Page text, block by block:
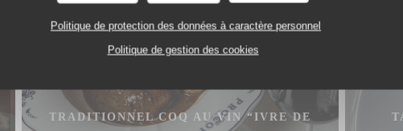
Politique de protection des données à caractère personnel
Politique de gestion des cookies
TRADITIONNEL COQ AU VIN “IVRE DE